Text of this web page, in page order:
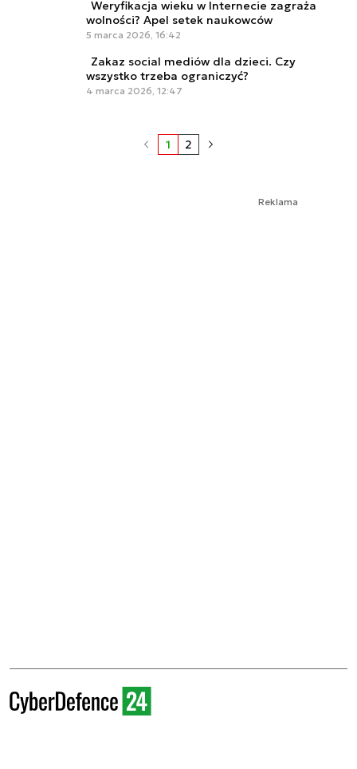
Weryfikacja wieku w Internecie zagraża
wolności? Apel setek naukowców
5 marca 2026, 16:42
Zakaz social mediów dla dzieci. Czy
wszystko trzeba ograniczyć?
4 marca 2026, 12:47
1 2
Reklama